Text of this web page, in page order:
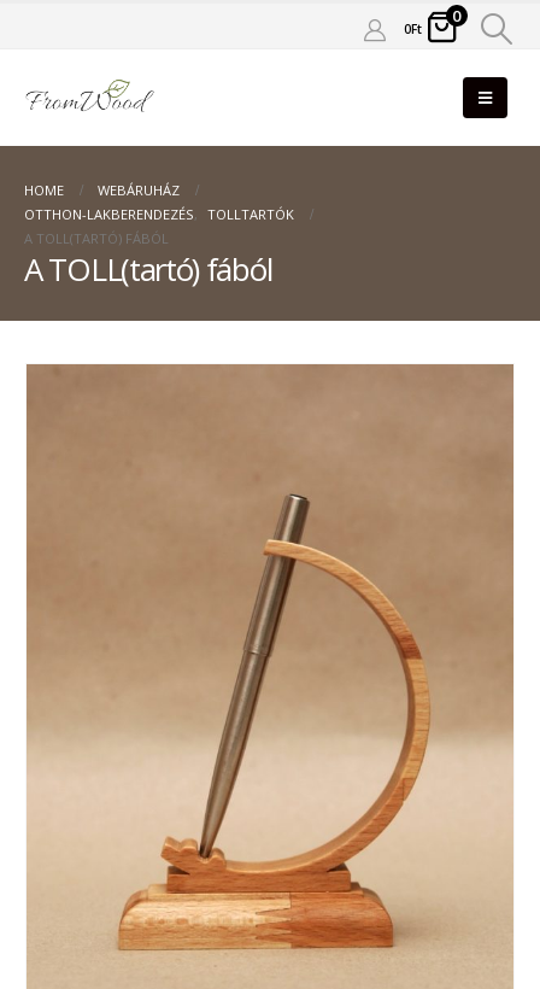
0Ft
0
HOME
WEBÁRUHÁZ
OTTHON-LAKBERENDEZÉS, TOLLTARTÓK
A TOLL(TARTÓ) FÁBÓL
A TOLL(tartó) fából